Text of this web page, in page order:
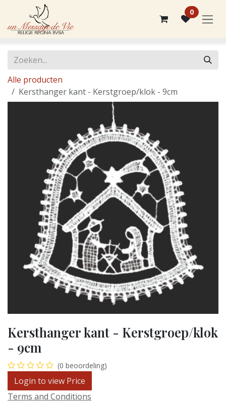
Overslaan naar inhoud
0
Alle producten
Kersthanger kant - Kerstgroep/klok - 9cm
Kersthanger kant - Kerstgroep/klok
- 9cm
(0 beoordeling)
Login to view Price
Terms and Conditions